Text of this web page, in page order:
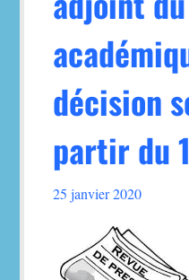
décision
partir du
25 janvier 2020